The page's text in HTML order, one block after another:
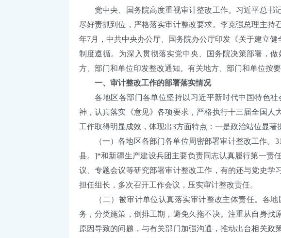
党中央、国务院高度重视审计整改工作。习近平总书
尽好责抓到位，严格落实审计整改要求。李克强总理主持
年7月，中共中央办公厅、国务院办公厅印发《关于建立
制度遵循。为深入贯彻落实党中央、国务院决策部署，
方、部门和单位印发整改通知。有关地方、部门和单位按
一、审计整改工作的部署落实情况
各地区各部门各单位坚持以习近平新时代中国特色社
神，认真落实《意见》各项要求，严格执行十三届全国
工作取得明显成效，体现出3方面特点：一是政治站位显
（一）各地区各部门各单位周密部署审计整改工作。
县。]*和新疆生产建设兵团主要负责同志认真履行第一责
议、专题会议等研究部署审计整改工作，有的还与党史
担任组长，多次召开工作会议，压实审计整改责任。
（二）被审计单位认真落实审计整改主体责任。各地
务，分类施策，倒排工期，避免久拖不决。注重从自身
原因导致的问题，与有关部门加强沟通，推动出台相关